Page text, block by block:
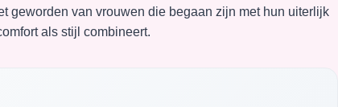
geworden van vrouwen die begaan zijn met hun uiterlijk
als stijl combineert.